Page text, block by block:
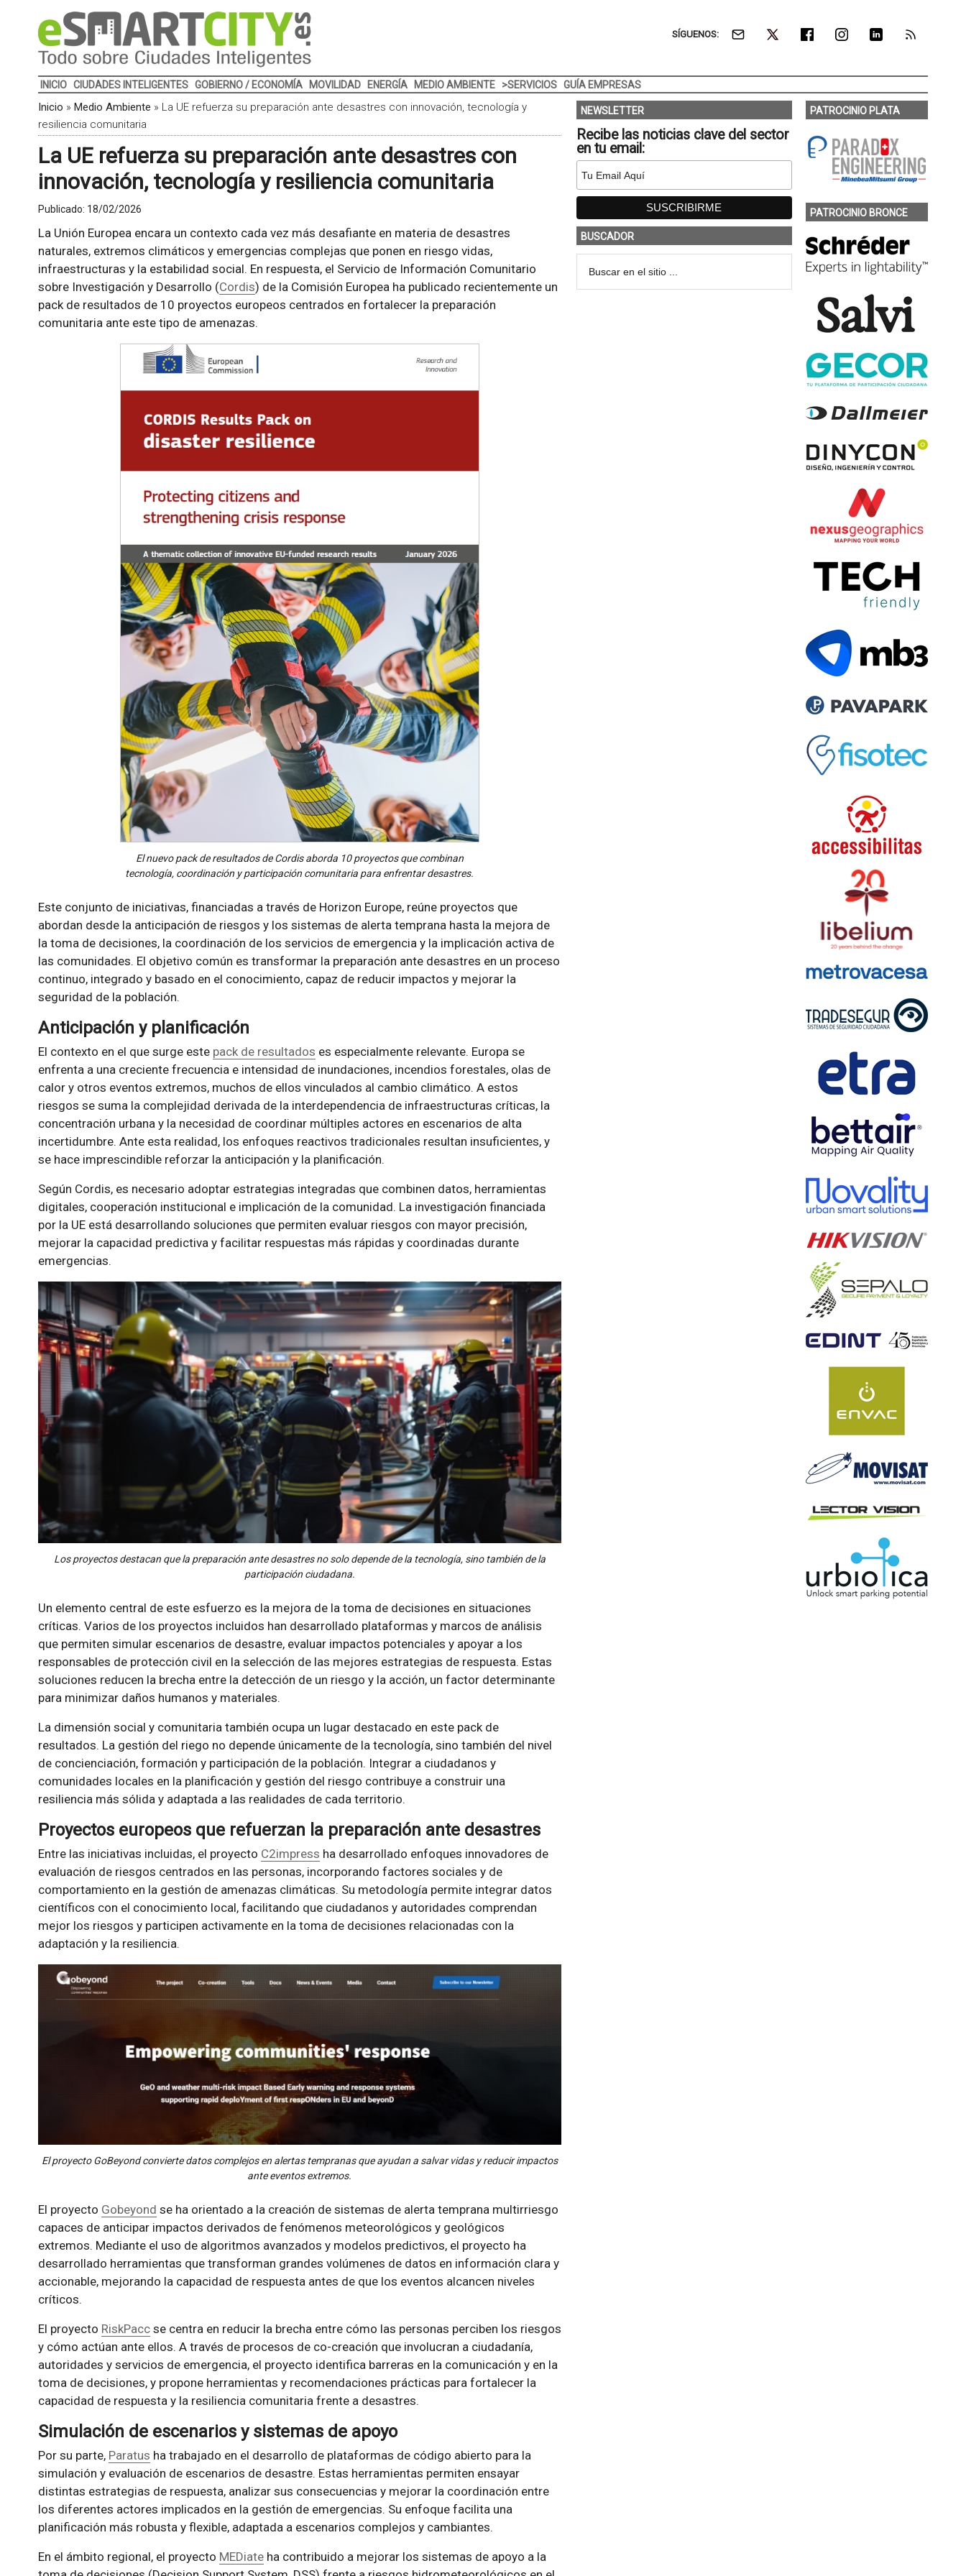
SÍGUENOS:
INICIO CIUDADES INTELIGENTES GOBIERNO / ECONOMÍA MOVILIDAD ENERGÍA MEDIO AMBIENTE >SERVICIOS GUÍA EMPRESAS
Inicio » Medio Ambiente » La UE refuerza su preparación ante desastres con innovación, tecnología y
resiliencia comunitaria
La UE refuerza su preparación ante desastres con
innovación, tecnología y resiliencia comunitaria
Publicado: 18/02/2026
La Unión Europea encara un contexto cada vez más desafiante en materia de desastres
naturales, extremos climáticos y emergencias complejas que ponen en riesgo vidas,
infraestructuras y la estabilidad social. En respuesta, el Servicio de Información Comunitario
sobre Investigación y Desarrollo (Cordis) de la Comisión Europea ha publicado recientemente un
pack de resultados de 10 proyectos europeos centrados en fortalecer la preparación
comunitaria ante este tipo de amenazas.
El nuevo pack de resultados de Cordis aborda 10 proyectos que combinan
tecnología, coordinación y participación comunitaria para enfrentar desastres.
Este conjunto de iniciativas, financiadas a través de Horizon Europe, reúne proyectos que
abordan desde la anticipación de riesgos y los sistemas de alerta temprana hasta la mejora de
la toma de decisiones, la coordinación de los servicios de emergencia y la implicación activa de
las comunidades. El objetivo común es transformar la preparación ante desastres en un proceso
continuo, integrado y basado en el conocimiento, capaz de reducir impactos y mejorar la
seguridad de la población.
Anticipación y planificación
El contexto en el que surge este pack de resultados es especialmente relevante. Europa se
enfrenta a una creciente frecuencia e intensidad de inundaciones, incendios forestales, olas de
calor y otros eventos extremos, muchos de ellos vinculados al cambio climático. A estos
riesgos se suma la complejidad derivada de la interdependencia de infraestructuras críticas, la
concentración urbana y la necesidad de coordinar múltiples actores en escenarios de alta
incertidumbre. Ante esta realidad, los enfoques reactivos tradicionales resultan insuficientes, y
se hace imprescindible reforzar la anticipación y la planificación.
Según Cordis, es necesario adoptar estrategias integradas que combinen datos, herramientas
digitales, cooperación institucional e implicación de la comunidad. La investigación financiada
por la UE está desarrollando soluciones que permiten evaluar riesgos con mayor precisión,
mejorar la capacidad predictiva y facilitar respuestas más rápidas y coordinadas durante
emergencias.
Los proyectos destacan que la preparación ante desastres no solo depende de la tecnología, sino también de la
participación ciudadana.
Un elemento central de este esfuerzo es la mejora de la toma de decisiones en situaciones
críticas. Varios de los proyectos incluidos han desarrollado plataformas y marcos de análisis
que permiten simular escenarios de desastre, evaluar impactos potenciales y apoyar a los
responsables de protección civil en la selección de las mejores estrategias de respuesta. Estas
soluciones reducen la brecha entre la detección de un riesgo y la acción, un factor determinante
para minimizar daños humanos y materiales.
La dimensión social y comunitaria también ocupa un lugar destacado en este pack de
resultados. La gestión del riego no depende únicamente de la tecnología, sino también del nivel
de concienciación, formación y participación de la población. Integrar a ciudadanos y
comunidades locales en la planificación y gestión del riesgo contribuye a construir una
resiliencia más sólida y adaptada a las realidades de cada territorio.
Proyectos europeos que refuerzan la preparación ante desastres
Entre las iniciativas incluidas, el proyecto C2impress ha desarrollado enfoques innovadores de
evaluación de riesgos centrados en las personas, incorporando factores sociales y de
comportamiento en la gestión de amenazas climáticas. Su metodología permite integrar datos
científicos con el conocimiento local, facilitando que ciudadanos y autoridades comprendan
mejor los riesgos y participen activamente en la toma de decisiones relacionadas con la
adaptación y la resiliencia.
El proyecto GoBeyond convierte datos complejos en alertas tempranas que ayudan a salvar vidas y reducir impactos
ante eventos extremos.
El proyecto Gobeyond se ha orientado a la creación de sistemas de alerta temprana multirriesgo
capaces de anticipar impactos derivados de fenómenos meteorológicos y geológicos
extremos. Mediante el uso de algoritmos avanzados y modelos predictivos, el proyecto ha
desarrollado herramientas que transforman grandes volúmenes de datos en información clara y
accionable, mejorando la capacidad de respuesta antes de que los eventos alcancen niveles
críticos.
El proyecto RiskPaccse centra en reducir la brecha entre cómo las personas perciben los riesgos
y cómo actúan ante ellos. A través de procesos de co-creación que involucran a ciudadanía,
autoridades y servicios de emergencia, el proyecto identifica barreras en la comunicación y en la
toma de decisiones, y propone herramientas y recomendaciones prácticas para fortalecer la
capacidad de respuesta y la resiliencia comunitaria frente a desastres.
Simulación de escenarios y sistemas de apoyo
Por su parte, Paratus ha trabajado en el desarrollo de plataformas de código abierto para la
simulación y evaluación de escenarios de desastre. Estas herramientas permiten ensayar
distintas estrategias de respuesta, analizar sus consecuencias y mejorar la coordinación entre
los diferentes actores implicados en la gestión de emergencias. Su enfoque facilita una
planificación más robusta y flexible, adaptada a escenarios complejos y cambiantes.
En el ámbito regional, el proyecto MEDiateha contribuido a mejorar los sistemas de apoyo a la
NEWSLETTER
Recibe las noticias clave del sector
en tu email:
BUSCADOR
PATROCINIO PLATA
PATROCINIO BRONCE